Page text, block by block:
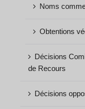
Noms
Obtentions
Décisions
de Recours
Décisions